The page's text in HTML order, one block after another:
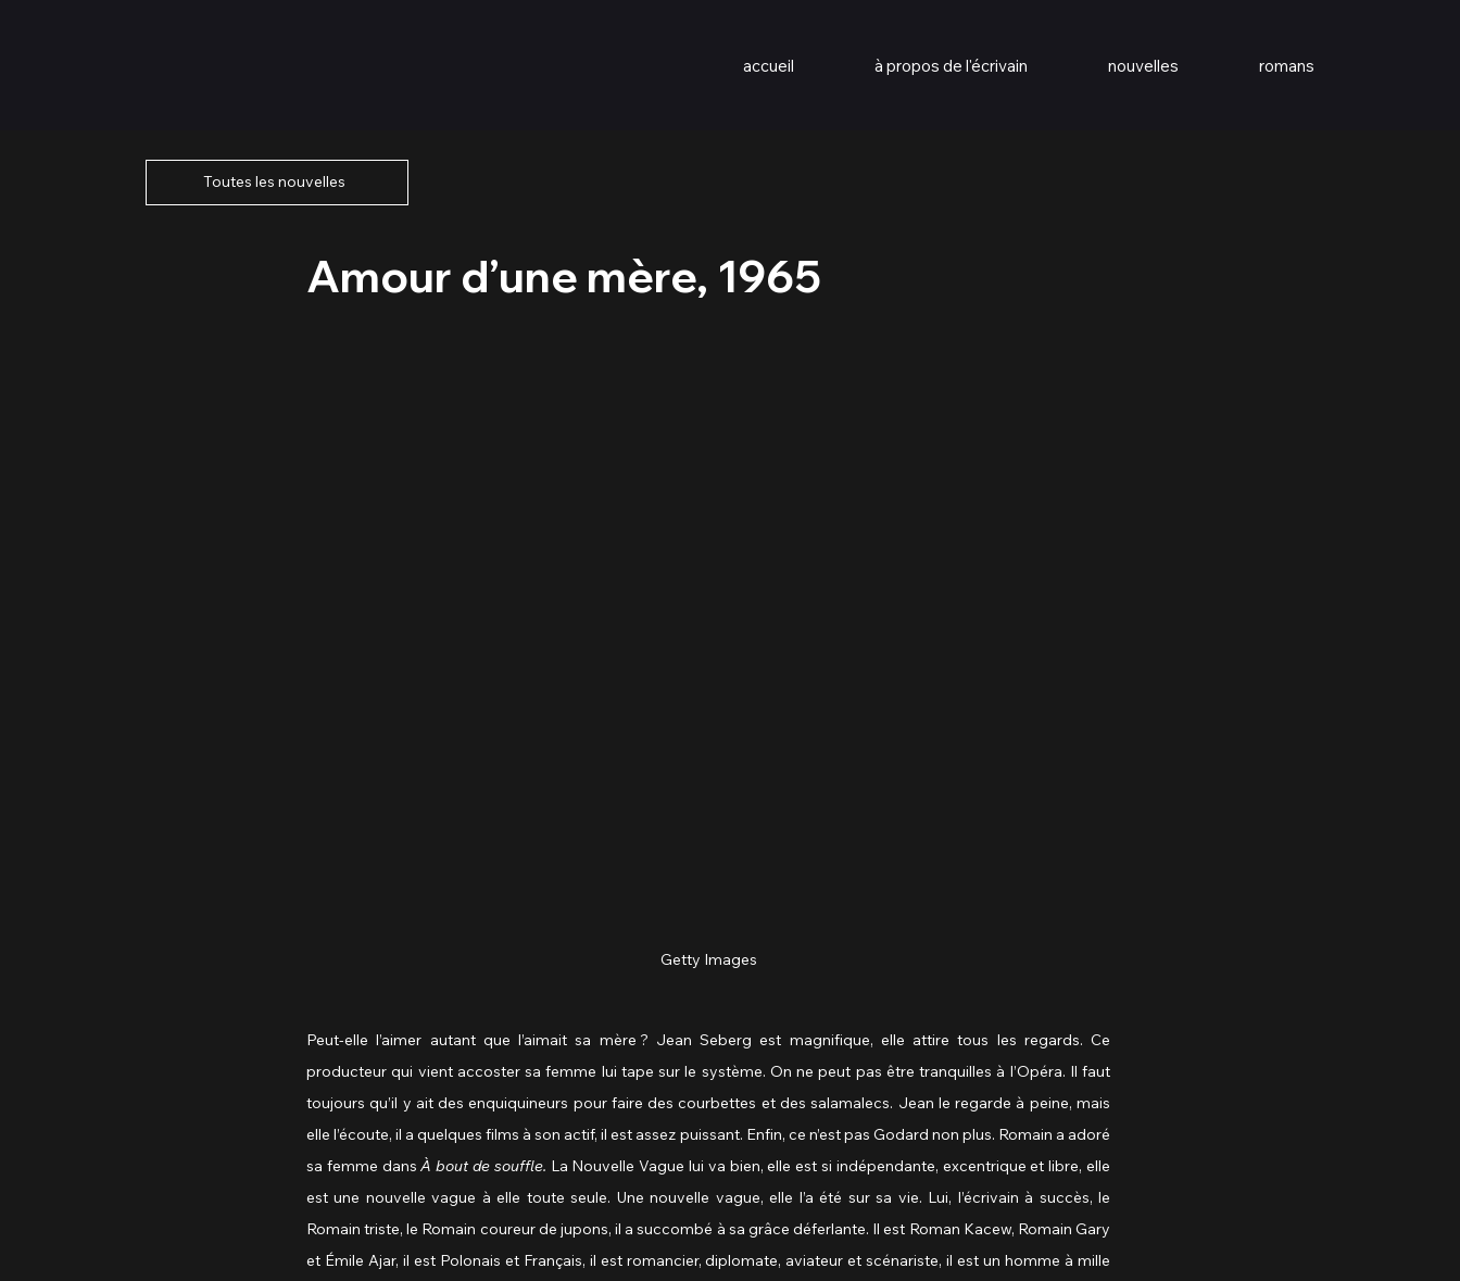
accueil à propos de l'écrivain nouvelles romans
Toutes les nouvelles
Amour d’une mère, 1965
Getty Images
Peut-elle l’aimer autant que l’aimait sa mère ? Jean Seberg est magnifique, elle attire tous les regards. Ce
producteur qui vient accoster sa femme lui tape sur le système. On ne peut pas être tranquilles à l’Opéra. Il faut
toujours qu’il y ait des enquiquineurs pour faire des courbettes et des salamalecs. Jean le regarde à peine, mais
elle l’écoute, il a quelques films à son actif, il est assez puissant. Enfin, ce n’est pas Godard non plus. Romain a adoré
sa femme dans À bout de souffle. La Nouvelle Vague lui va bien, elle est si indépendante, excentrique et libre, elle
est une nouvelle vague à elle toute seule. Une nouvelle vague, elle l’a été sur sa vie. Lui, l’écrivain à succès, le
Romain triste, le Romain coureur de jupons, il a succombé à sa grâce déferlante. Il est Roman Kacew, Romain Gary
et Émile Ajar, il est Polonais et Français, il est romancier, diplomate, aviateur et scénariste, il est un homme à mille